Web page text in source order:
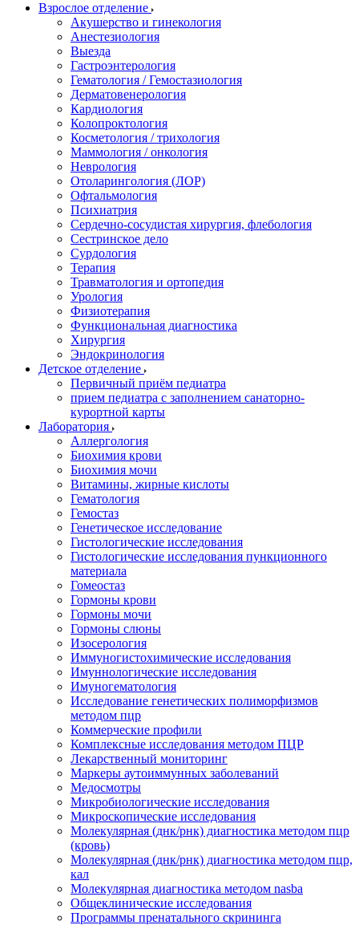
Взрослое отделение
Акушерство и гинекология
Анестезиология
Выезда
Гастроэнтерология
Гематология / Гемостазиология
Дерматовенерология
Кардиология
Колопроктология
Косметология / трихология
Маммология / онкология
Неврология
Отоларингология (ЛОР)
Офтальмология
Психиатрия
Сердечно-сосудистая хирургия, флебология
Сестринское дело
Сурдология
Терапия
Травматология и ортопедия
Урология
Физиотерапия
Функциональная диагностика
Хирургия
Эндокринология
Детское отделение
Первичный приём педиатра
прием педиатра с заполнением санаторно-
курортной карты
Лаборатория
Аллергология
Биохимия крови
Биохимия мочи
Витамины, жирные кислоты
Гематология
Гемостаз
Генетическое исследование
Гистологические исследования
Гистологические исследования пункционного
материала
Гомеостаз
Гормоны крови
Гормоны мочи
Гормоны слюны
Изосерология
Иммуногистохимические исследования
Имуннологические исследования
Имуногематология
Исследование генетических полиморфизмов
методом пцр
Коммерческие профили
Комплексные исследования методом ПЦР
Лекарственный мониторинг
Маркеры аутоиммунных заболеваний
Медосмотры
Микробиологические исследования
Микроскопические исследования
Молекулярная (днк/рнк) диагностика методом пцр
(кровь)
Молекулярная (днк/рнк) диагностика методом пцр,
кал
Молекулярная диагностика методом nasba
Общеклинические исследования
Программы пренатального скрининга